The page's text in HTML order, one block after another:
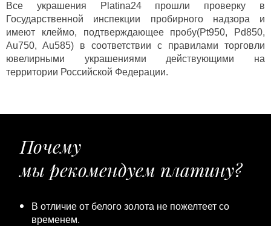
Все украшения Platina24 прошли проверку в
Государственной инспекции пробирного надзора и
имеют клеймо, подтверждающее пробу(Pt950, Pd850,
Au750, Au585) в соответствии с правилами торговли
ювелирными украшениями действующими на
территории Российской Федерации.
Почему
мы рекомендуем платину?
В отличие от белого золота не пожелтеет со
временем.